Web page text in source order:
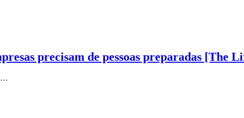
precisam de pessoas preparadas [The